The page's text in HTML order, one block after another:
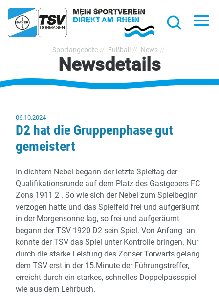
TSV
Bayer
Dormagen
1920
Sportangebote Fußball News
Newsdetails
06.10.2024
D2 hat die Gruppenphase gut
gemeistert
In dichtem Nebel begann der letzte Spieltag der
Qualifikationsrunde auf dem Platz des Gastgebers FC
Zons 1911 2 . So wie sich der Nebel zum Spielbeginn
verzogen hatte und das Spielfeld frei und aufgeräumt
in der Morgensonne lag, so frei und aufgeräumt
begann der TSV 1920 D2 sein Spiel. Von Anfang an
konnte der TSV das Spiel unter Kontrolle bringen. Nur
durch die starke Leistung des Zonser Torwarts gelang
dem TSV erst in der 15.Minute der Führungstreffer,
erreicht durch ein starkes, schnelles Doppelpassspiel
wie aus dem Lehrbuch.